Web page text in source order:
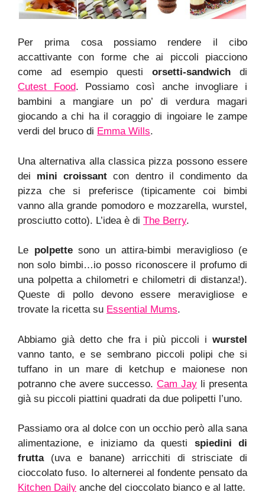
Per prima cosa possiamo rendere il cibo
accattivante con forme che ai piccoli piacciono
come ad esempio questi orsetti-sandwich di
Cutest Food. Possiamo così anche invogliare i
bambini a mangiare un po’ di verdura magari
giocando a chi ha il coraggio di ingoiare le zampe
verdi del bruco di Emma Wills.
Una alternativa alla classica pizza possono essere
dei mini croissant con dentro il condimento da
pizza che si preferisce (tipicamente coi bimbi
vanno alla grande pomodoro e mozzarella, wurstel,
prosciutto cotto). L’idea è di The Berry.
Le polpettesono un attira-bimbi meraviglioso (e
non solo bimbi…io posso riconoscere il profumo di
una polpetta a chilometri e chilometri di distanza!).
Queste di pollo devono essere meravigliose e
trovate la ricetta su Essential Mums.
Abbiamo già detto che fra i più piccoli i wurstel
vanno tanto, e se sembrano piccoli polipi che si
tuffano in un mare di ketchup e maionese non
potranno che avere successo. Cam Jay li presenta
già su piccoli piattini quadrati da due polipetti l’uno.
Passiamo ora al dolce con un occhio però alla sana
alimentazione, e iniziamo da questi spiedini di
frutta(uva e banane) arricchiti di strisciate di
cioccolato fuso. Io alternerei al fondente pensato da
Kitchen Daily anche del cioccolato bianco e al latte.